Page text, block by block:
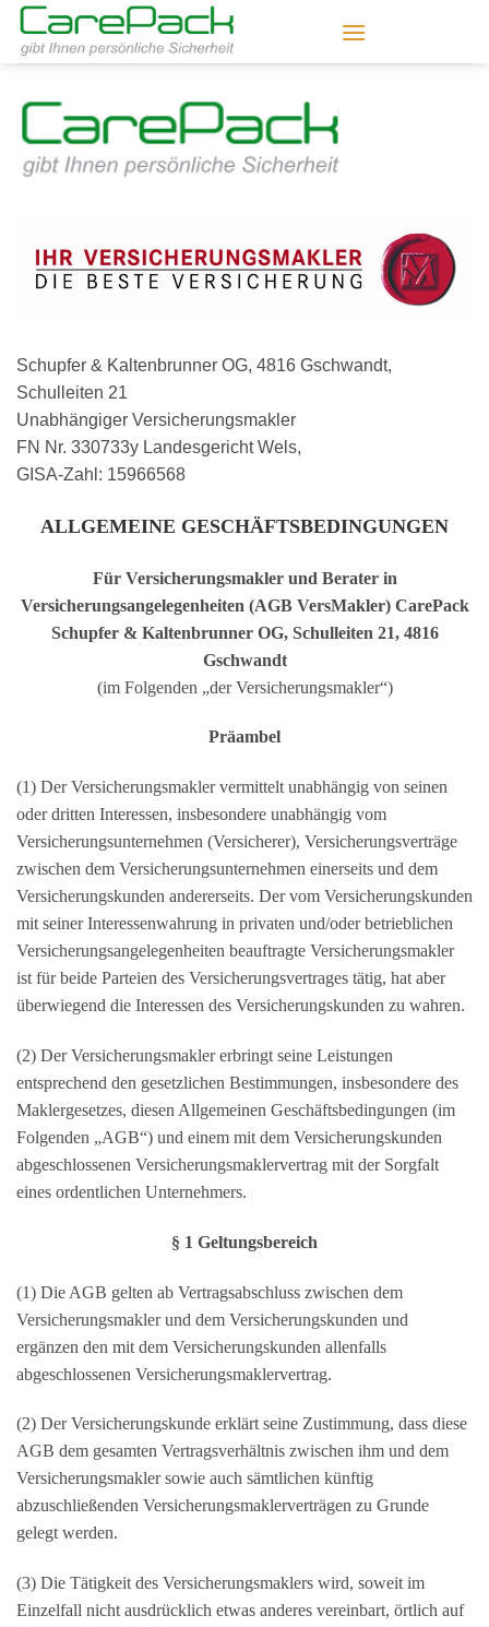
Zum
Inhalt
springen
Schupfer & Kaltenbrunner OG, 4816 Gschwandt,
Schulleiten 21
Unabhängiger Versicherungsmakler
FN Nr. 330733y Landesgericht Wels,
GISA-Zahl: 15966568
ALLGEMEINE GESCHÄFTSBEDINGUNGEN
Für Versicherungsmakler und Berater in
Versicherungsangelegenheiten (AGB VersMakler) CarePack
Schupfer & Kaltenbrunner OG, Schulleiten 21, 4816
Gschwandt
(im Folgenden „der Versicherungsmakler“)
Präambel
(1) Der Versicherungsmakler vermittelt unabhängig von seinen
oder dritten Interessen, insbesondere unabhängig vom
Versicherungsunternehmen (Versicherer), Versicherungsverträge
zwischen dem Versicherungsunternehmen einerseits und dem
Versicherungskunden andererseits. Der vom Versicherungskunden
mit seiner Interessenwahrung in privaten und/oder betrieblichen
Versicherungsangelegenheiten beauftragte Versicherungsmakler
ist für beide Parteien des Versicherungsvertrages tätig, hat aber
überwiegend die Interessen des Versicherungskunden zu wahren.
(2) Der Versicherungsmakler erbringt seine Leistungen
entsprechend den gesetzlichen Bestimmungen, insbesondere des
Maklergesetzes, diesen Allgemeinen Geschäftsbedingungen (im
Folgenden „AGB“) und einem mit dem Versicherungskunden
abgeschlossenen Versicherungsmaklervertrag mit der Sorgfalt
eines ordentlichen Unternehmers.
§ 1 Geltungsbereich
(1) Die AGB gelten ab Vertragsabschluss zwischen dem
Versicherungsmakler und dem Versicherungskunden und
ergänzen den mit dem Versicherungskunden allenfalls
abgeschlossenen Versicherungsmaklervertrag.
(2) Der Versicherungskunde erklärt seine Zustimmung, dass diese
AGB dem gesamten Vertragsverhältnis zwischen ihm und dem
Versicherungsmakler sowie auch sämtlichen künftig
abzuschließenden Versicherungsmaklerverträgen zu Grunde
gelegt werden.
(3) Die Tätigkeit des Versicherungsmaklers wird, soweit im
Einzelfall nicht ausdrücklich etwas anderes vereinbart, örtlich auf